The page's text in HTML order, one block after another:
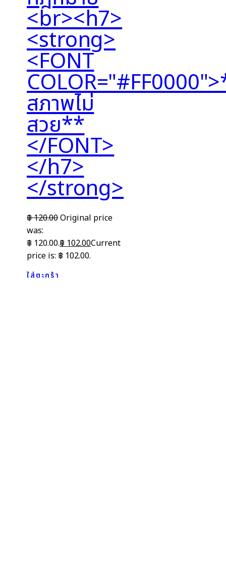
<br><h7>
<strong>
<FONT
สภาพไม่
สวย**
</FONT>
</h7>
</strong>
฿120.00Original price
was:
฿ 120.00.฿ 102.00Current
price is: ฿ 102.00.
ใส่ตะกร้า